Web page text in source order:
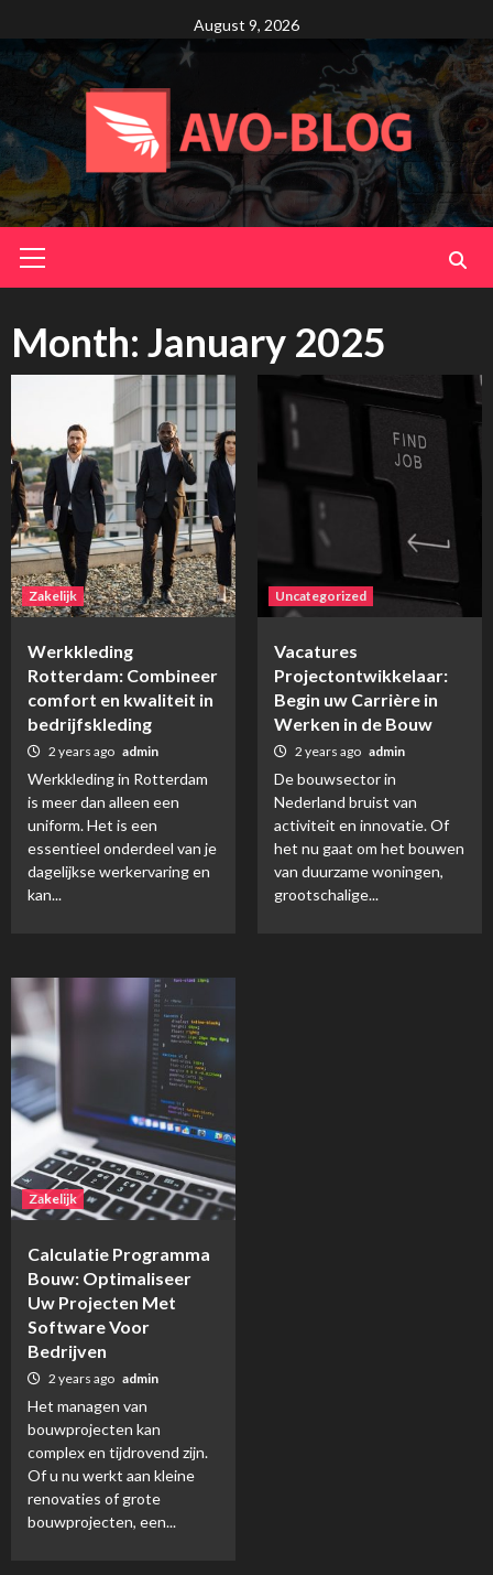
to
content
August 9, 2026
Menu
Month: January 2025
Zakelijk
Werkkleding
Rotterdam: Combineer
comfort en kwaliteit in
bedrijfskleding
2 years ago admin
Werkkleding in Rotterdam
is meer dan alleen een
uniform. Het is een
essentieel onderdeel van je
dagelijkse werkervaring en
kan...
Uncategorized
Vacatures
Projectontwikkelaar:
Begin uw Carrière in
Werken in de Bouw
2 years ago admin
De bouwsector in
Nederland bruist van
activiteit en innovatie. Of
het nu gaat om het bouwen
van duurzame woningen,
grootschalige...
Zakelijk
Calculatie Programma
Bouw: Optimaliseer
Uw Projecten Met
Software Voor
Bedrijven
2 years ago admin
Het managen van
bouwprojecten kan
complex en tijdrovend zijn.
Of u nu werkt aan kleine
renovaties of grote
bouwprojecten, een...